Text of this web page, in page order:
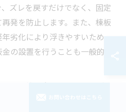
ズレを戻すだけでなく、固定
発を防止します。また、棟板
劣化により浮きやすいため、
の設置を行うことも一般的で
びに簡易点検を行うことが推
小さな浮きやズレも早期発